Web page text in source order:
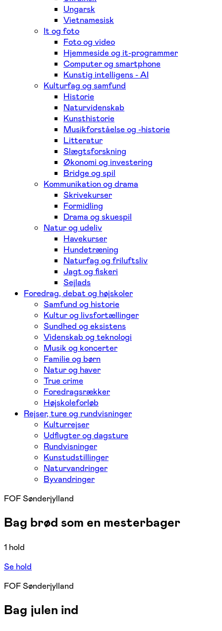
Ungarsk
Vietnamesisk
It og foto
Foto og video
Hjemmeside og it-programmer
Computer og smartphone
Kunstig intelligens - AI
Kulturfag og samfund
Historie
Naturvidenskab
Kunsthistorie
Musikforståelse og -historie
Litteratur
Slægtsforskning
Økonomi og investering
Bridge og spil
Kommunikation og drama
Skrivekurser
Formidling
Drama og skuespil
Natur og udeliv
Havekurser
Hundetræning
Naturfag og friluftsliv
Jagt og fiskeri
Sejlads
Foredrag, debat og højskoler
Samfund og historie
Kultur og livsfortællinger
Sundhed og eksistens
Videnskab og teknologi
Musik og koncerter
Familie og børn
Natur og haver
True crime
Foredragsrækker
Højskoleforløb
Rejser, ture og rundvisninger
Kulturrejser
Udflugter og dagsture
Rundvisninger
Kunstudstillinger
Naturvandringer
Byvandringer
FOF Sønderjylland
Bag brød som en mesterbager
1 hold
Se hold
FOF Sønderjylland
Bag julen ind